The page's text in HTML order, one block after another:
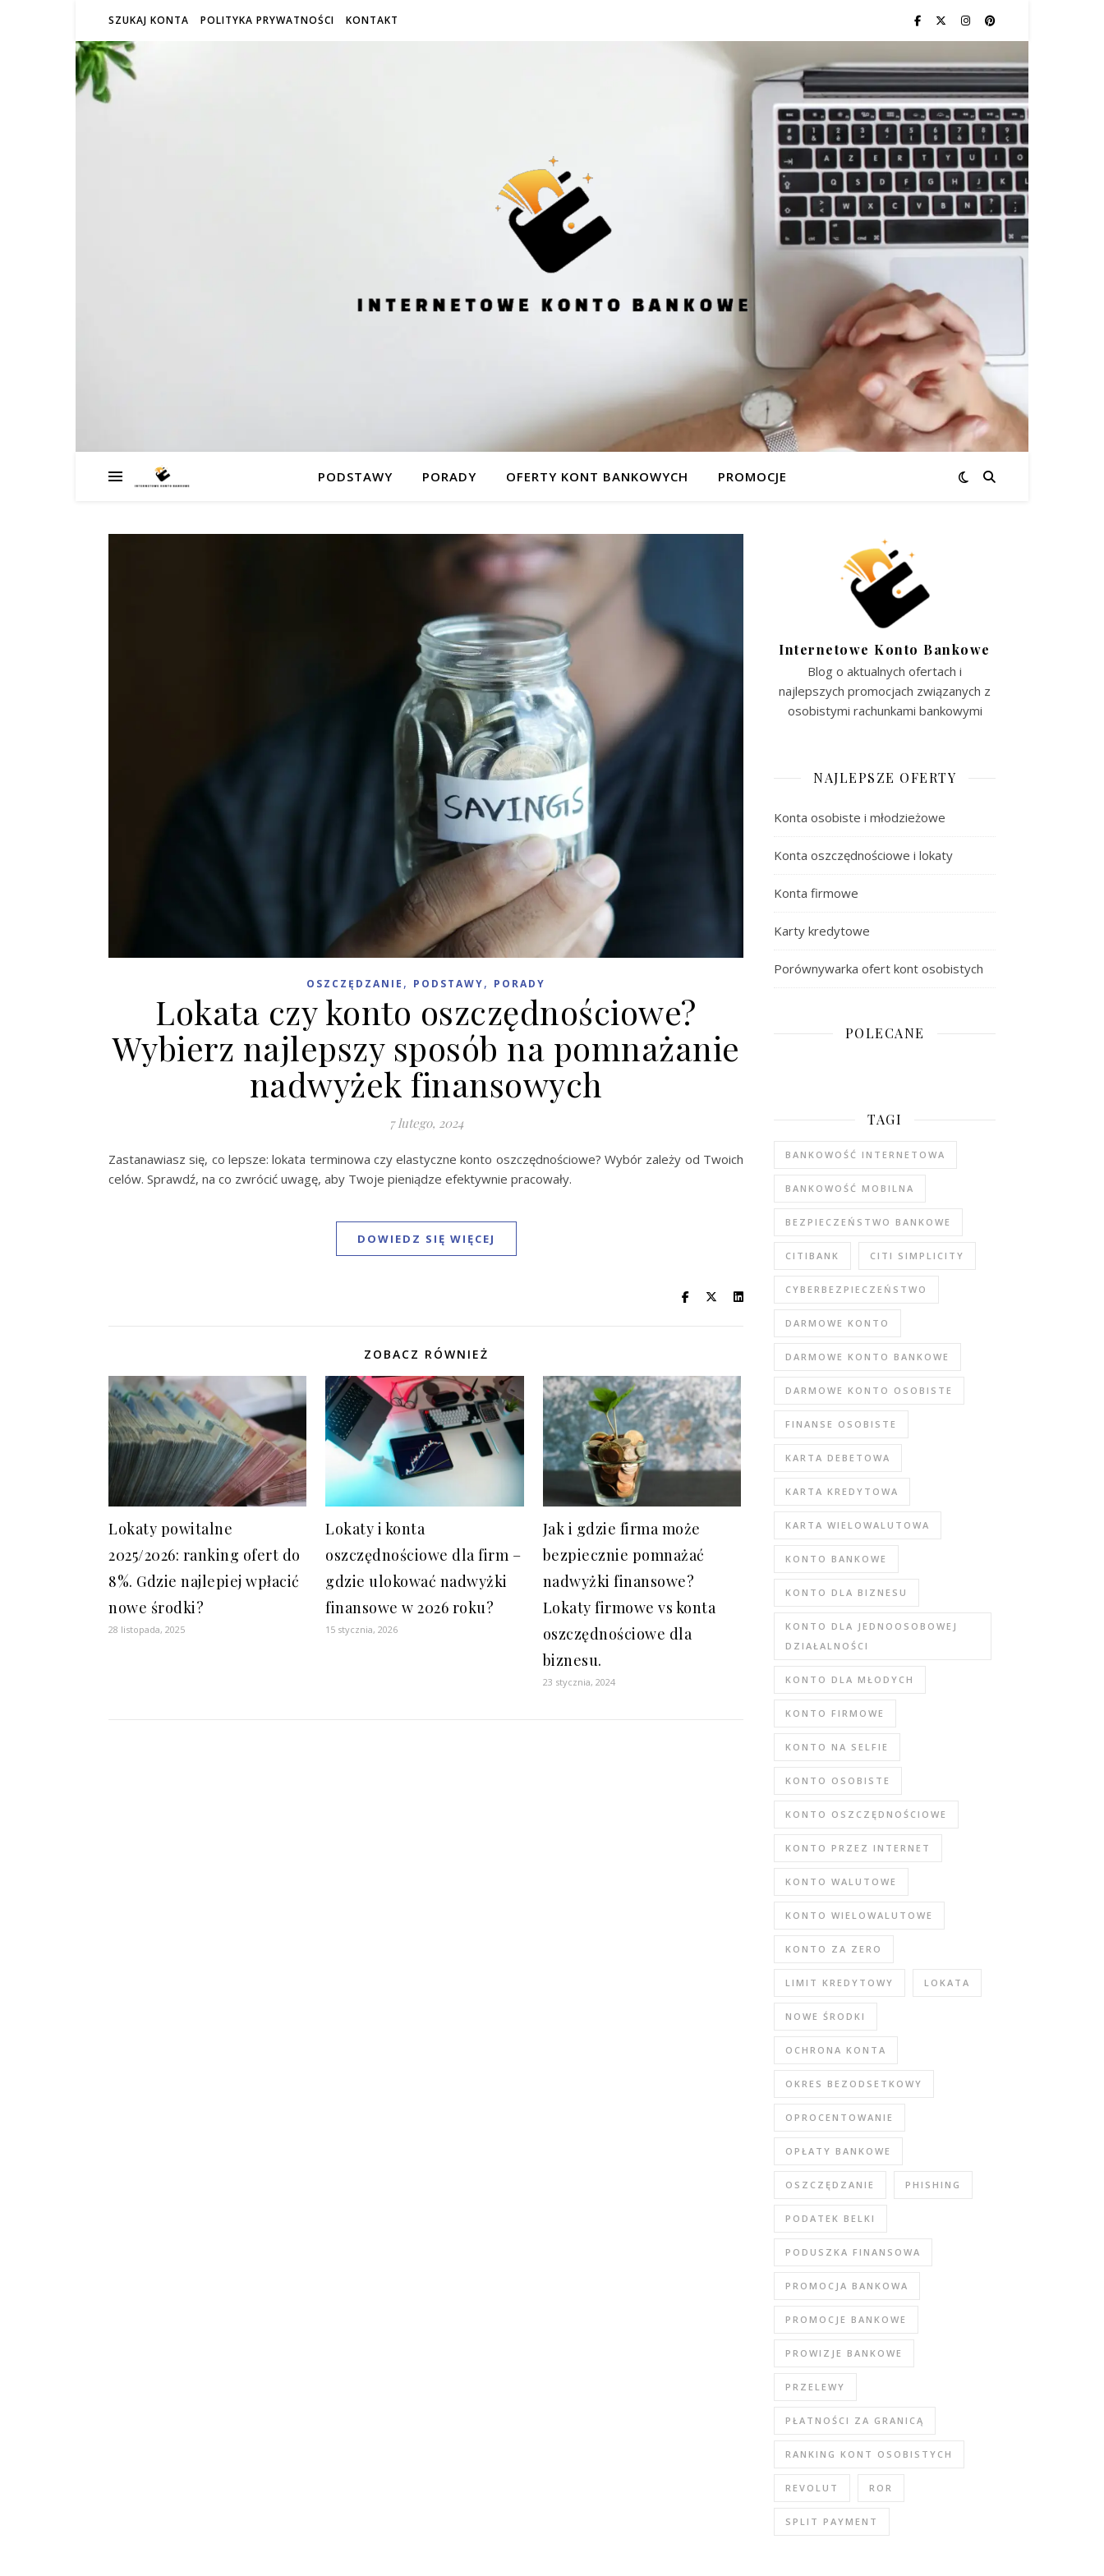
SZUKAJ KONTA POLITYKA PRYWATNOŚCI KONTAKT
PODSTAWY PORADY OFERTY KONT BANKOWYCH PROMOCJE
OSZCZĘDZANIE , PODSTAWY, PORADY
Lokata czy konto oszczędnościowe?
Wybierz najlepszy sposób na pomnażanie
nadwyżek finansowych
7 lutego, 2024
Zastanawiasz się, co lepsze: lokata terminowa czy elastyczne konto oszczędnościowe? Wybór zależy od Twoich
celów. Sprawdź, na co zwrócić uwagę, aby Twoje pieniądze efektywnie pracowały.
DOWIEDZ SIĘ WIĘCEJ
ZOBACZ RÓWNIEŻ
Lokaty powitalne
2025/2026: ranking ofert do
8%. Gdzie najlepiej wpłacić
nowe środki?
28 listopada, 2025
Lokaty i konta
oszczędnościowe dla firm –
gdzie ulokować nadwyżki
finansowe w 2026 roku?
15 stycznia, 2026
Jak i gdzie firma może
bezpiecznie pomnażać
nadwyżki finansowe?
Lokaty firmowe vs konta
oszczędnościowe dla
biznesu.
23 stycznia, 2024
Internetowe Konto Bankowe
Blog o aktualnych ofertach i
najlepszych promocjach związanych z
osobistymi rachunkami bankowymi
NAJLEPSZE OFERTY
Konta osobiste i młodzieżowe
Konta oszczędnościowe i lokaty
Konta firmowe
Karty kredytowe
Porównywarka ofert kont osobistych
POLECANE
TAGI
BANKOWOŚĆ INTERNETOWA
BANKOWOŚĆ MOBILNA
BEZPIECZEŃSTWO BANKOWE
CITIBANK CITI SIMPLICITY
CYBERBEZPIECZEŃSTWO
DARMOWE KONTO
DARMOWE KONTO BANKOWE
DARMOWE KONTO OSOBISTE
FINANSE OSOBISTE
KARTA DEBETOWA
KARTA KREDYTOWA
KARTA WIELOWALUTOWA
KONTO BANKOWE
KONTO DLA BIZNESU
KONTO DLA JEDNOOSOBOWEJ
DZIAŁALNOŚCI
KONTO DLA MŁODYCH
KONTO FIRMOWE
KONTO NA SELFIE
KONTO OSOBISTE
KONTO OSZCZĘDNOŚCIOWE
KONTO PRZEZ INTERNET
KONTO WALUTOWE
KONTO WIELOWALUTOWE
KONTO ZA ZERO
LIMIT KREDYTOWY LOKATA
NOWE ŚRODKI
OCHRONA KONTA
OKRES BEZODSETKOWY
OPROCENTOWANIE
OPŁATY BANKOWE
OSZCZĘDZANIE PHISHING
PODATEK BELKI
PODUSZKA FINANSOWA
PROMOCJA BANKOWA
PROMOCJE BANKOWE
PROWIZJE BANKOWE
PRZELEWY
PŁATNOŚCI ZA GRANICĄ
RANKING KONT OSOBISTYCH
REVOLUT ROR
SPLIT PAYMENT